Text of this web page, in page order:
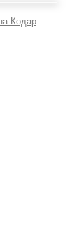
Кодар